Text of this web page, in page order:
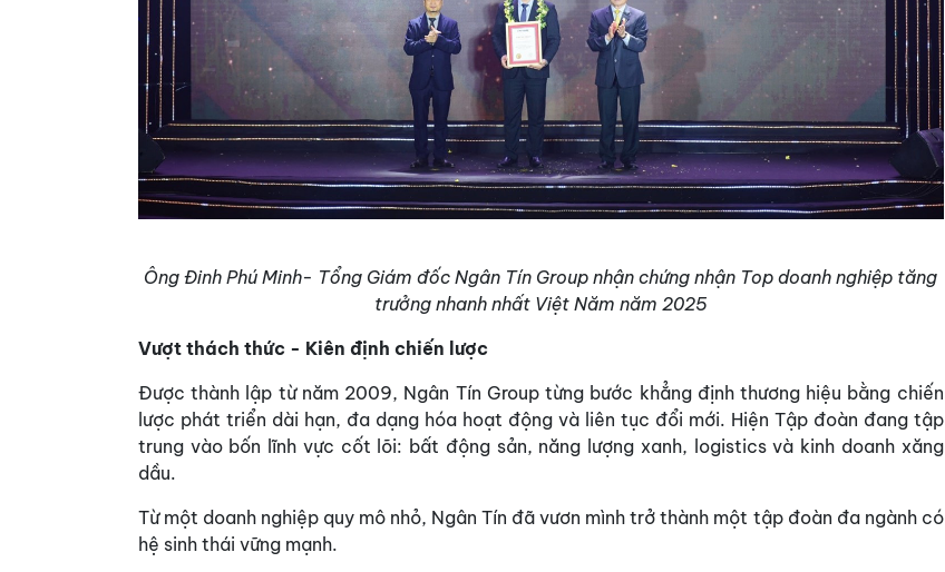
Ông Đinh Phú Minh- Tổng Giám đốc Ngân Tín Group nhận chứng nhận Top doanh nghiệp tăng
trưởng nhanh nhất Việt Năm năm 2025
Vượt thách thức - Kiên định chiến lược
Được thành lập từ năm 2009, Ngân Tín Group từng bước khẳng định thương hiệu bằng chiến
lược phát triển dài hạn, đa dạng hóa hoạt động và liên tục đổi mới. Hiện Tập đoàn đang tập
trung vào bốn lĩnh vực cốt lõi: bất động sản, năng lượng xanh, logistics và kinh doanh xăng
dầu.
Từ một doanh nghiệp quy mô nhỏ, Ngân Tín đã vươn mình trở thành một tập đoàn đa ngành có
hệ sinh thái vững mạnh.